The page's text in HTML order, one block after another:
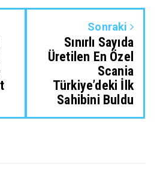
Sonraki
Sınırlı Sayıda
Üretilen En Özel
Scania
Türkiye’deki İlk
Sahibini Buldu